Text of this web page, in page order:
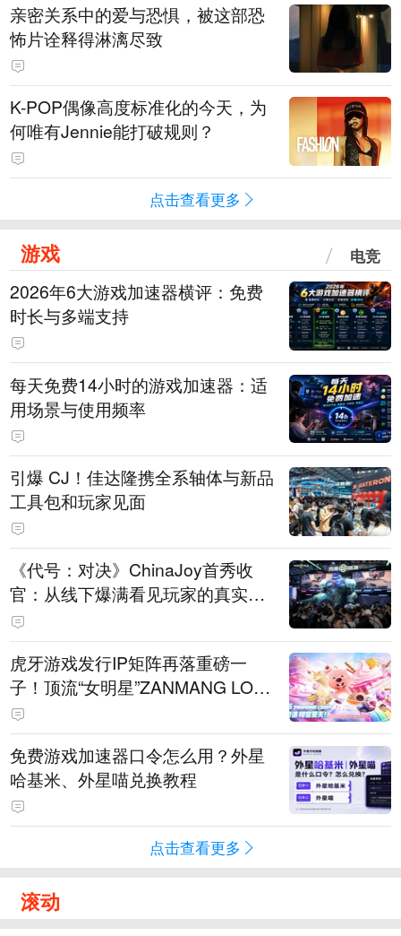
亲密关系中的爱与恐惧，被这部恐
怖片诠释得淋漓尽致
K-POP偶像高度标准化的今天，为
何唯有Jennie能打破规则？
点击查看更多
游戏 电竞
2026年6大游戏加速器横评：免费
时长与多端支持
每天免费14小时的游戏加速器：适
用场景与使用频率
引爆 CJ！佳达隆携全系轴体与新品
工具包和玩家见面
《代号：对决》ChinaJoy首秀收
官：从线下爆满看见玩家的真实期
待
虎牙游戏发行IP矩阵再落重磅一
子！顶流“女明星”ZANMANG LOO
PY 正版3D消除手游《消消奇遇》
惊喜曝光
免费游戏加速器口令怎么用？外星
哈基米、外星喵兑换教程
点击查看更多
滚动